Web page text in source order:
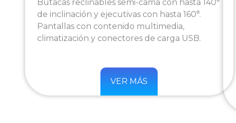
Butacas reclinables semi-cama con hasta 140°
de inclinación y ejecutivas con hasta 160°.
Pantallas con contenido multimedia,
climatización y conectores de carga USB.
VER MÁS